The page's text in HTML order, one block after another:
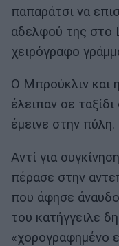
παπαράτσι να
αδελφού της στο
χειρόγραφο
Ο Μπρούκλιν και
έλειπαν σε
έμεινε στην πύλη.
Αντί για
πέρασε στην
που άφησε
του κατήγγειλε
«χορογραφημένο